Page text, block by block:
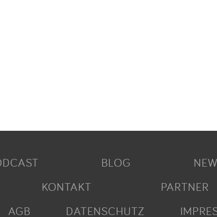
BLOG
KONTAKT
PARTNER
AGB
DATENSCHUTZ